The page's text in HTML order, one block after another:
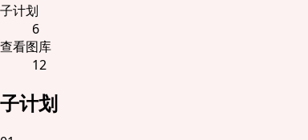
子计划
6
查看图库
12
子计划